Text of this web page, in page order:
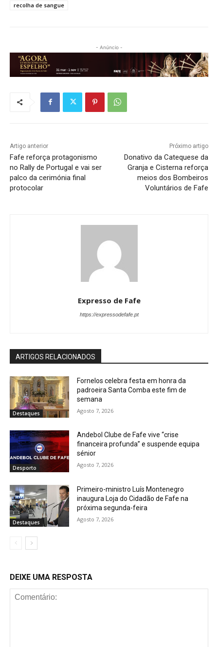
recolha de sangue
- Anúncio -
Artigo anterior
Fafe reforça protagonismo
no Rally de Portugal e vai ser
palco da cerimónia final
protocolar
Próximo artigo
Donativo da Catequese da
Granja e Cisterna reforça
meios dos Bombeiros
Voluntários de Fafe
Expresso de Fafe
https://expressodefafe.pt
ARTIGOS RELACIONADOS
Destaques
Fornelos celebra festa em honra da
padroeira Santa Comba este fim de
semana
Agosto 7, 2026
Desporto
Andebol Clube de Fafe vive “crise
financeira profunda” e suspende equipa
sénior
Agosto 7, 2026
Destaques
Primeiro-ministro Luís Montenegro
inaugura Loja do Cidadão de Fafe na
próxima segunda-feira
Agosto 7, 2026
DEIXE UMA RESPOSTA